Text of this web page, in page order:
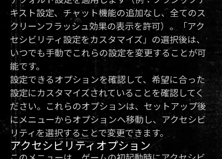
キスト設定、チャット機能の追加なし、全てのス
クリーンフラッシュ効果の表示を許可）。「アク
セシビリティ設定をカスタマイズ」の選択後は、
いつでも手動でこれらの設定を変更することが可
能です。
設定できるオプションを確認して、希望に合った
設定にカスタマイズされていることを確認してく
ださい。これらのオプションは、セットアップ後
にメニューからオプションへ移動し、アクセシビ
リティを選択することで変更できます。
アクセシビリティオプション